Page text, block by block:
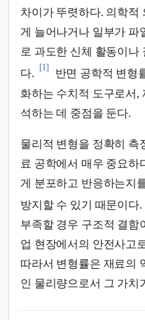
차이가 뚜렷하다. 의학적
게 늘어나거나 일부가 파
로 과도한 신체 활동이나
다.
[1]
반면 공학적 변형
화하는 수치적 도구로서,
석하는 데 중점을 둔다.
물리적 변형을 정확히 측
료 공학에서 매우 중요하
게 분포하고 반응하는지
방지할 수 있기 때문이다.
부족할 경우 구조적 결함
업 현장에서의 안전사고
따라서 변형률은 재료의
인 물리량으로서 그 가치